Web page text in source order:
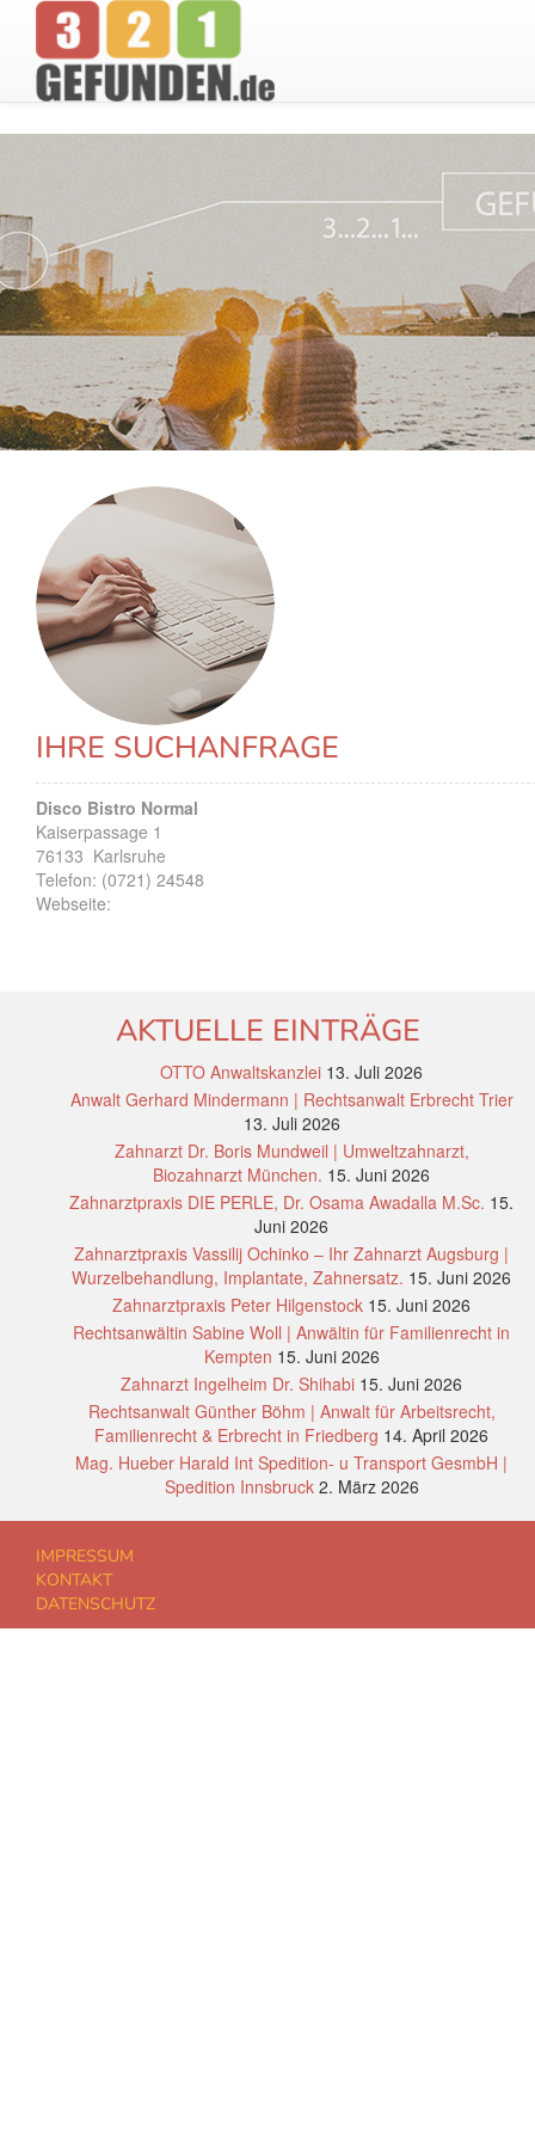
IHRE SUCHANFRAGE
Disco Bistro Normal
Kaiserpassage 1
76133 Karlsruhe
Telefon: (0721) 24548
Webseite:
AKTUELLE EINTRÄGE
OTTO Anwaltskanzlei 13. Juli 2026
Anwalt Gerhard Mindermann | Rechtsanwalt Erbrecht Trier
13. Juli 2026
Zahnarzt Dr. Boris Mundweil | Umweltzahnarzt,
Biozahnarzt München. 15. Juni 2026
Zahnarztpraxis DIE PERLE, Dr. Osama Awadalla M.Sc. 15.
Juni 2026
Zahnarztpraxis Vassilij Ochinko – Ihr Zahnarzt Augsburg |
Wurzelbehandlung, Implantate, Zahnersatz. 15. Juni 2026
Zahnarztpraxis Peter Hilgenstock 15. Juni 2026
Rechtsanwältin Sabine Woll | Anwältin für Familienrecht in
Kempten 15. Juni 2026
Zahnarzt Ingelheim Dr. Shihabi 15. Juni 2026
Rechtsanwalt Günther Böhm | Anwalt für Arbeitsrecht,
Familienrecht & Erbrecht in Friedberg 14. April 2026
Mag. Hueber Harald Int Spedition- u Transport GesmbH |
Spedition Innsbruck 2. März 2026
IMPRESSUM
KONTAKT
DATENSCHUTZ